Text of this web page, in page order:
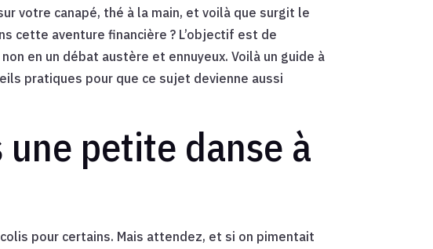
votre canapé, thé à la main, et voilà que surgit le
cette aventure financière ? L’objectif est de
en un débat austère et ennuyeux. Voilà un guide à
pratiques pour que ce sujet devienne aussi
petite danse à
pour certains. Mais attendez, et si on pimentait